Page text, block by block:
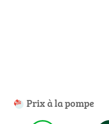
Prix à la pompe